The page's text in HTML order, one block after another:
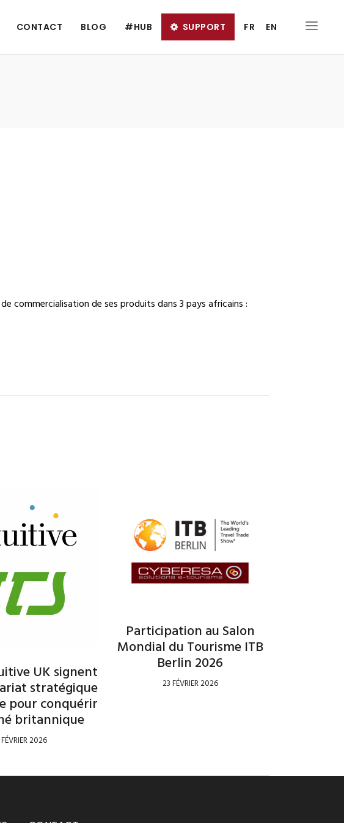
CONTACT BLOG #HUB SUPPORT FR EN
commercialisation de ses produits dans 3 pays africains :
UK signent
stratégique
pour conquérir
britannique
2026
Participation au Salon
Mondial du Tourisme ITB
Berlin 2026
23 FÉVRIER 2026